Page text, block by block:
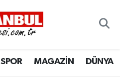
SPOR MAGAZİN DÜNYA